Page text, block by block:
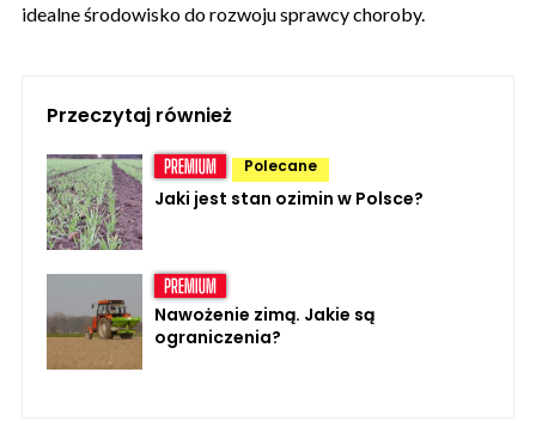
idealne środowisko do rozwoju sprawcy choroby.
Przeczytaj również
Polecane
Jaki jest stan ozimin w Polsce?
Nawożenie zimą. Jakie są
ograniczenia?